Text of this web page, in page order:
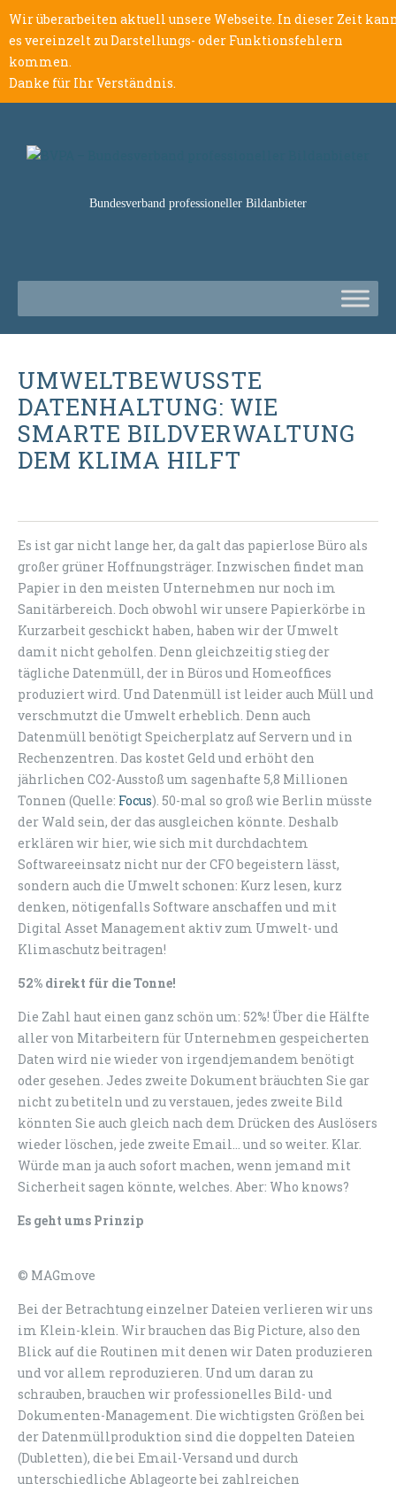
Wir überarbeiten aktuell unsere Webseite. In dieser Zeit
es vereinzelt zu Darstellungs- oder Funktionsfehlern
kommen.
Danke für Ihr Verständnis.
Bundesverband professioneller Bildanbieter
UMWELTBEWUSSTE
DATENHALTUNG: WIE
SMARTE BILDVERWALTUNG
DEM KLIMA HILFT
Es ist gar nicht lange her, da galt das papierlose Büro als
großer grüner Hoffnungsträger. Inzwischen findet man
Papier in den meisten Unternehmen nur noch im
Sanitärbereich. Doch obwohl wir unsere Papierkörbe in
Kurzarbeit geschickt haben, haben wir der Umwelt
damit nicht geholfen. Denn gleichzeitig stieg der
tägliche Datenmüll, der in Büros und Homeoffices
produziert wird. Und Datenmüll ist leider auch Müll und
verschmutzt die Umwelt erheblich. Denn auch
Datenmüll benötigt Speicherplatz auf Servern und in
Rechenzentren. Das kostet Geld und erhöht den
jährlichen CO2-Ausstoß um sagenhafte 5,8 Millionen
Tonnen (Quelle: Focus). 50-mal so groß wie Berlin müsste
der Wald sein, der das ausgleichen könnte. Deshalb
erklären wir hier, wie sich mit durchdachtem
Softwareeinsatz nicht nur der CFO begeistern lässt,
sondern auch die Umwelt schonen: Kurz lesen, kurz
denken, nötigenfalls Software anschaffen und mit
Digital Asset Management aktiv zum Umwelt- und
Klimaschutz beitragen!
52% direkt für die Tonne!
Die Zahl haut einen ganz schön um: 52%! Über die Hälfte
aller von Mitarbeitern für Unternehmen gespeicherten
Daten wird nie wieder von irgendjemandem benötigt
oder gesehen. Jedes zweite Dokument bräuchten Sie gar
nicht zu betiteln und zu verstauen, jedes zweite Bild
könnten Sie auch gleich nach dem Drücken des Auslösers
wieder löschen, jede zweite Email… und so weiter. Klar.
Würde man ja auch sofort machen, wenn jemand mit
Sicherheit sagen könnte, welches. Aber: Who knows?
Es geht ums Prinzip
© MAGmove
Bei der Betrachtung einzelner Dateien verlieren wir uns
im Klein-klein. Wir brauchen das Big Picture, also den
Blick auf die Routinen mit denen wir Daten produzieren
und vor allem reproduzieren. Und um daran zu
schrauben, brauchen wir professionelles Bild- und
Dokumenten-Management. Die wichtigsten Größen bei
der Datenmüllproduktion sind die doppelten Dateien
(Dubletten), die bei Email-Versand und durch
unterschiedliche Ablageorte bei zahlreichen